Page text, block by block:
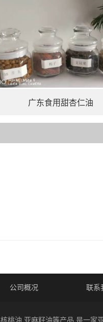
广东食用甜杏仁油
公司概况 联系
油,亚麻籽油等产品,是一家